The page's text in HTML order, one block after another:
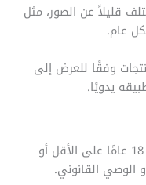
قليلاً عن الصور، مثل
عام.
وفقًا للعرض إلى
يدويًا.
لزيارة هذا الموقع، يجب أن يكون عمرك 18 عامًا على الأقل أو
الوصي القانوني.